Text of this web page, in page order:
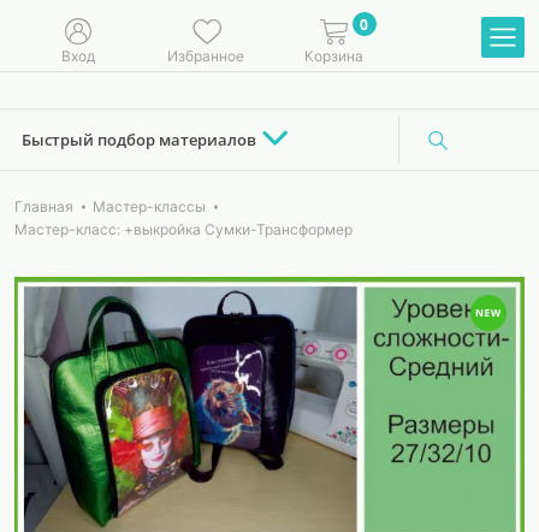
Вход Избранное
0
Корзина
Быстрый подбор материалов
Главная
Мастер-классы
Мастер-класс: +выкройка Сумки-Трансформер